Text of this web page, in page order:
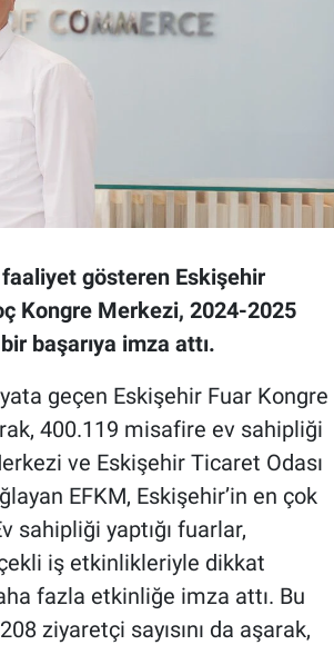
gösteren Eskişehir
Kongre Merkezi, 2024-2025
başarıya imza attı.
geçen Eskişehir Fuar Kongre
400.119 misafire ev sahipliği
ve Eskişehir Ticaret Odası
EFKM, Eskişehir’in en çok
yaptığı fuarlar,
iş etkinlikleriyle dikkat
fazla etkinliğe imza attı. Bu
ziyaretçi sayısını da aşarak,